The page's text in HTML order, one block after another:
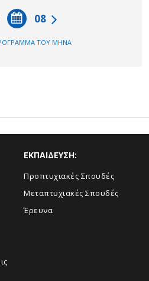
08
ΤΟΥ ΜΗΝΑ
ΕΚΠΑΙΔΕΥΣΗ:
Προπτυχιακές Σπουδές
Μεταπτυχιακές Σπουδές
Έρευνα